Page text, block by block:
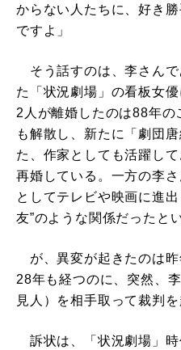
からない人たちに、好き
ですよ」
そう話すのは、李さんで
た「状況劇場」の看板女
2人が離婚したのは88年の
も解散し、新たに「劇団
た、作家としても活躍し
再婚している。一方の李
としてテレビや映画に進
友”のような関係だったとい
が、異変が起きたのは昨
28年も経つのに、突然、
見人）を相手取って裁判
訴状は、「状況劇場」時